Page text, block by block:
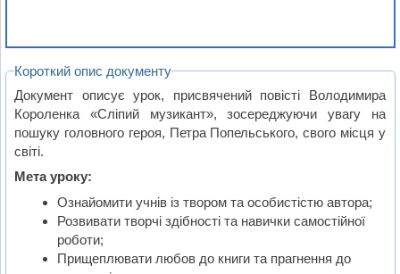
Короткий опис документу
Документ описує урок, присвячений повісті Володимира
Короленка «Сліпий музикант», зосереджуючи увагу на
пошуку головного героя, Петра Попельського, свого місця у
світі.
Мета уроку:
Ознайомити учнів із твором та особистістю автора;
Розвивати творчі здібності та навички самостійної
роботи;
Прищеплювати любов до книги та прагнення до